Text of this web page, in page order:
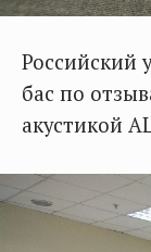
Российский
бас по
акустикой